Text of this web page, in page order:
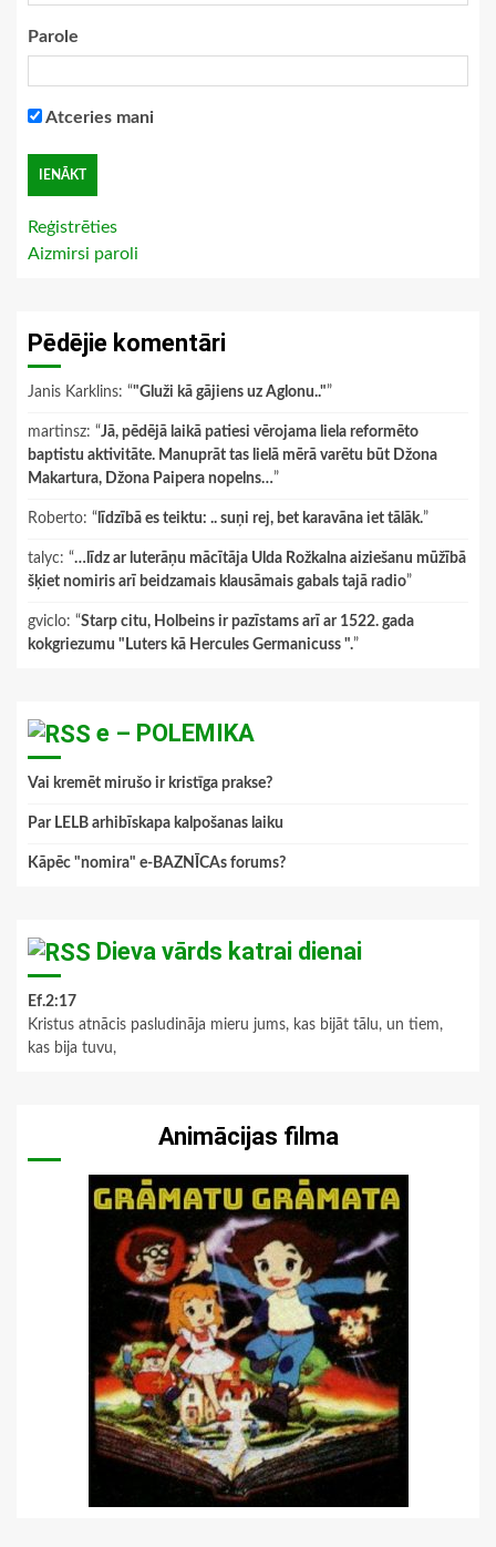
Parole
Atceries mani
Reģistrēties
Aizmirsi paroli
Pēdējie komentāri
Janis Karklins: “"Gluži kā gājiens uz Aglonu.."”
martinsz: “Jā, pēdējā laikā patiesi vērojama liela reformēto
baptistu aktivitāte. Manuprāt tas lielā mērā varētu būt Džona
Makartura, Džona Paipera nopelns…”
Roberto: “ līdzībā es teiktu: .. suņi rej, bet karavāna iet tālāk.”
talyc: “…līdz ar luterāņu mācītāja Ulda Rožkalna aiziešanu mūžībā
šķiet nomiris arī beidzamais klausāmais gabals tajā radio”
gviclo: “Starp citu, Holbeins ir pazīstams arī ar 1522. gada
kokgriezumu "Luters kā Hercules Germanicuss ".”
e – POLEMIKA
Vai kremēt mirušo ir kristīga prakse?
Par LELB arhibīskapa kalpošanas laiku
Kāpēc "nomira" e-BAZNĪCAs forums?
Dieva vārds katrai dienai
Ef.2:17
Kristus atnācis pasludināja mieru jums, kas bijāt tālu, un tiem,
kas bija tuvu,
Animācijas filma